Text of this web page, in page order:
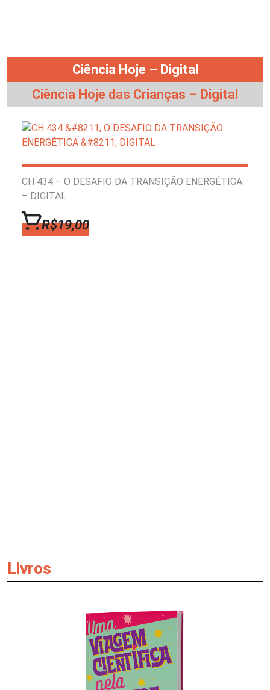
Ciência Hoje – Digital
Ciência Hoje das Crianças – Digital
CH 434 – O DESAFIO DA TRANSIÇÃO ENERGÉTICA
– DIGITAL
R$19,00
Livros